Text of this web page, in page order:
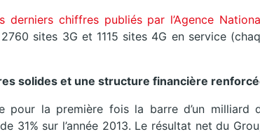
derniers chiffres publiés par l’Agence
sites 3G et 1115 sites 4G en service
solides et une structure financière
pour la première fois la barre d’un milliard
31% sur l’année 2013. Le résultat net du